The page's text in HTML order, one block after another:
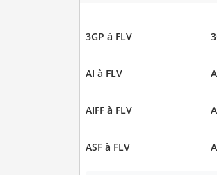
3GP à FLV
AI à FLV
AIFF à FLV
ASF à FLV